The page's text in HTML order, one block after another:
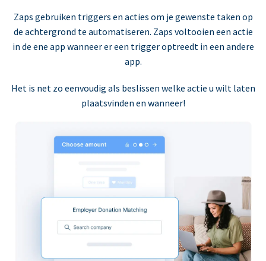
Zaps gebruiken triggers en acties om je gewenste taken op
de achtergrond te automatiseren. Zaps voltooien een actie
in de ene app wanneer er een trigger optreedt in een andere
app.
Het is net zo eenvoudig als beslissen welke actie u wilt laten
plaatsvinden en wanneer!